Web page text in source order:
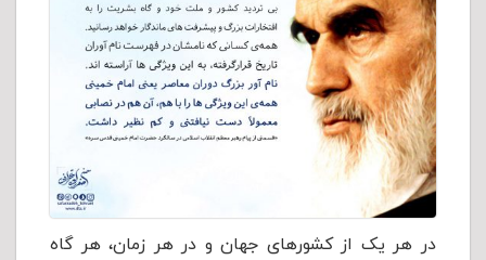
در هر یک از کشورهای جهان و در هر زمان، هر گاه